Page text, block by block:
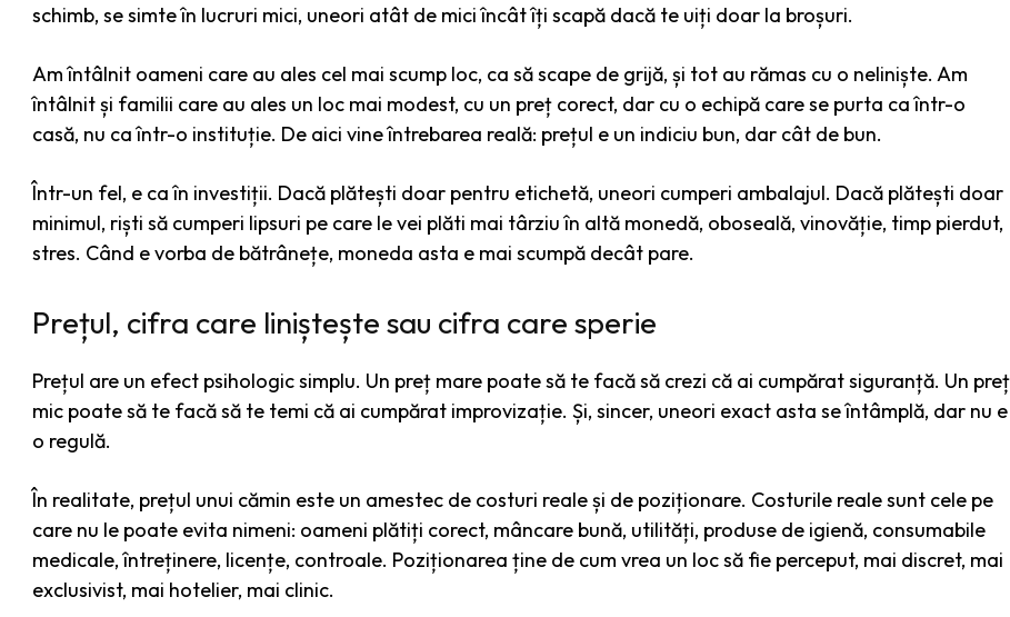
schimb, se simte în lucruri mici, uneori atât de mici încât îți scapă dacă te uiți doar la broșuri.
Am întâlnit oameni care au ales cel mai scump loc, ca să scape de grijă, și tot au rămas cu o neliniște. Am
întâlnit și familii care au ales un loc mai modest, cu un preț corect, dar cu o echipă care se purta ca într-o
casă, nu ca într-o instituție. De aici vine întrebarea reală: prețul e un indiciu bun, dar cât de bun.
Într-un fel, e ca în investiții. Dacă plătești doar pentru etichetă, uneori cumperi ambalajul. Dacă plătești doar
minimul, riști să cumperi lipsuri pe care le vei plăti mai târziu în altă monedă, oboseală, vinovăție, timp pierdut,
stres. Când e vorba de bătrânețe, moneda asta e mai scumpă decât pare.
Prețul, cifra care liniștește sau cifra care sperie
Prețul are un efect psihologic simplu. Un preț mare poate să te facă să crezi că ai cumpărat siguranță. Un preț
mic poate să te facă să te temi că ai cumpărat improvizație. Și, sincer, uneori exact asta se întâmplă, dar nu e
o regulă.
În realitate, prețul unui cămin este un amestec de costuri reale și de poziționare. Costurile reale sunt cele pe
care nu le poate evita nimeni: oameni plătiți corect, mâncare bună, utilități, produse de igienă, consumabile
medicale, întreținere, licențe, controale. Poziționarea ține de cum vrea un loc să fie perceput, mai discret, mai
exclusivist, mai hotelier, mai clinic.